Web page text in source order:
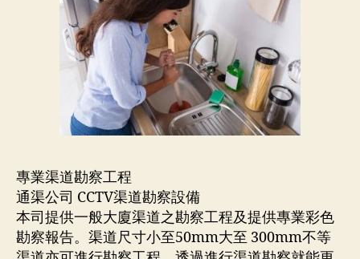
專業渠道勘察工程
通渠公司 CCTV渠道勘察設備
本司提供一般大廈渠道之勘察工程及提供專業彩色
勘察報告。渠道尺寸小至50mm大至 300mm不等